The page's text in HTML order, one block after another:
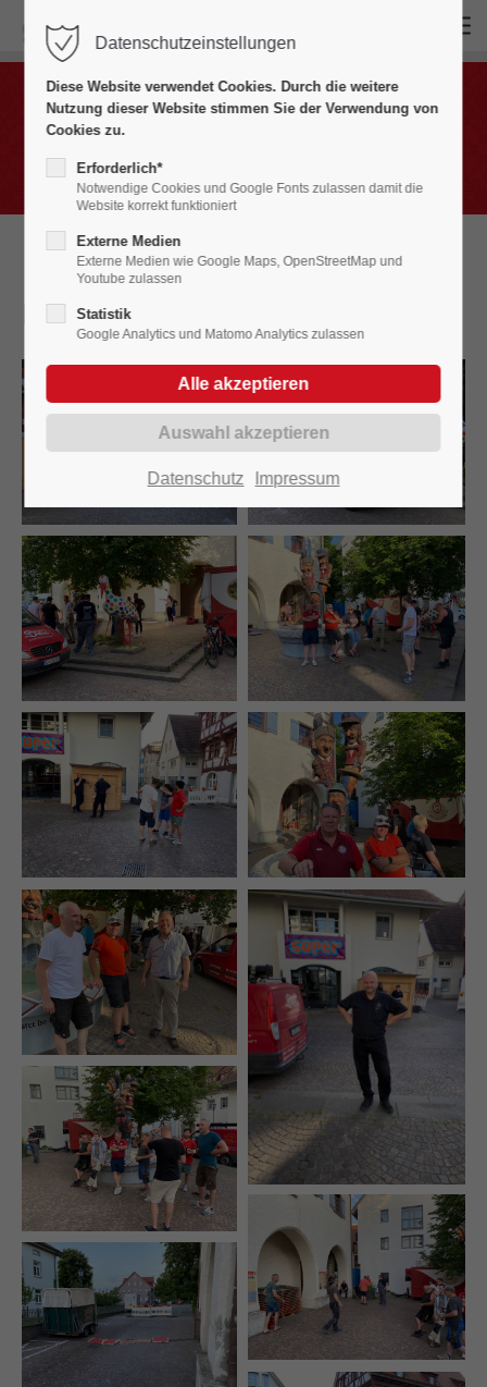
Login
Benutzername
Anmelden
Register|Lost your password?
Support
Lorem ipsum dolor sit amet:
24h/ 365days
We offer support for our customers
Mon - Fri 8:00am - 5:00pm(GMT +1)
Get in touch
Cybersteel Inc.
376-293 City Road, Suite 600
San Francisco, CA 94102
Have any questions?
+44 1234 567 890
Drop us a line
info@yourdomain.com
About us
Lorem ipsum dolor sit amet, consectetuer
adipiscing elit.
Aenean commodo ligula eget dolor. Aenean
massa. Cum sociis natoque penatibus et magnis
dis parturient montes, nascetur ridiculus mus.
Donec quam felis, ultricies nec.
Bildergalerien
Brunnenfest - Wochenende
Datenschutzeinstellungen
Diese Website verwendet Cookies. Durch die weitere
Nutzung dieser Website stimmen Sie der Verwendung von
Cookies zu.
Erforderlich*
Notwendige Cookies und Google Fonts zulassen damit die
Website korrekt funktioniert
Externe Medien
Externe Medien wie Google Maps, OpenStreetMap und
Youtube zulassen
Statistik
Google Analytics und Matomo Analytics zulassen
Datenschutz Impressum